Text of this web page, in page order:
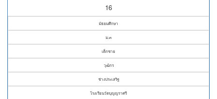
16
มัธยมศึกษา
ม.๓
เด็กชาย
วุฒิกร
ช่างประเสริฐ
โรงเรียนวัดบุญญราศรี